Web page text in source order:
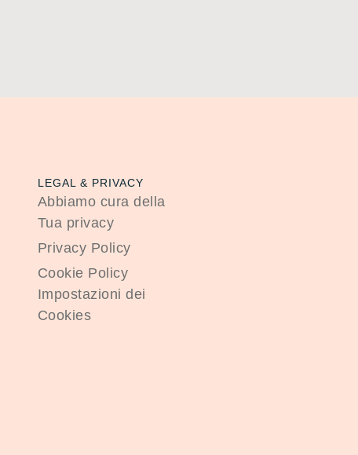
LEGAL & PRIVACY
Abbiamo cura della
Tua privacy
Privacy Policy
Cookie Policy
Impostazioni dei
Cookies